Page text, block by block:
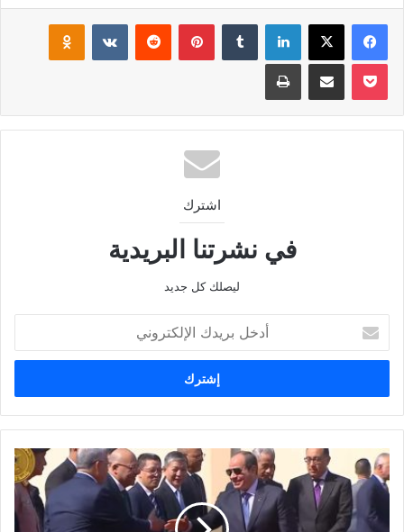
فيسبوك ‫X لينكدإن بينتيريست
‫Pocket مشاركة عبر البريد طباعة
اشترك
في نشرتنا البريدية
ليصلك كل جديد
بريدك
الإلكتروني
زيارة
«السيسي»
لموقع
احتفال